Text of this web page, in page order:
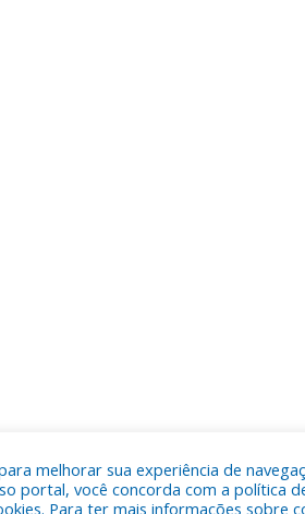
melhorar sua experiência de
portal, você concorda com a política
Para ter mais informações sobre